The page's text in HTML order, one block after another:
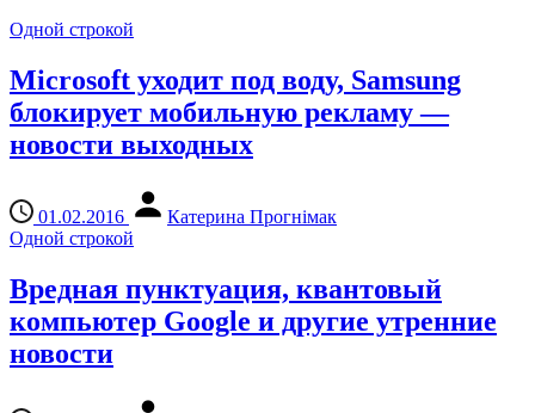
Одной строкой
Microsoft уходит под воду, Samsung
блокирует мобильную рекламу —
новости выходных
01.02.2016
Катерина Прогнімак
Одной строкой
Вредная пунктуация, квантовый
компьютер Google и другие утренние
новости